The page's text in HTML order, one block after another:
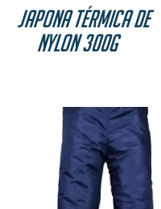
Japona Térmica de
Nylon 300g